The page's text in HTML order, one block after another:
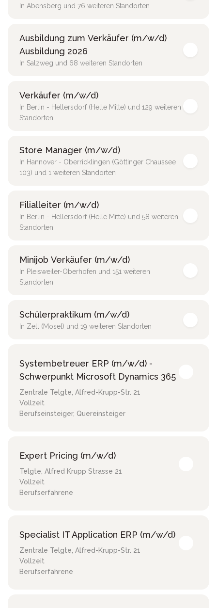
In Abensberg und 76 weiteren Standorten
Ausbildung zum Verkäufer (m/w/d)
Ausbildung 2026
In Salzweg und 68 weiteren Standorten
Verkäufer (m/w/d)
In Berlin - Hellersdorf (Helle Mitte) und 129 weiteren
Standorten
Store Manager (m/w/d)
In Hannover - Oberricklingen (Göttinger Chaussee
103) und 1 weiteren Standorten
Filialleiter (m/w/d)
In Berlin - Hellersdorf (Helle Mitte) und 58 weiteren
Standorten
Minijob Verkäufer (m/w/d)
In Pleisweiler-Oberhofen und 151 weiteren
Standorten
Schülerpraktikum (m/w/d)
In Zell (Mosel) und 19 weiteren Standorten
Systembetreuer ERP (m/w/d) -
Schwerpunkt Microsoft Dynamics 365
Zentrale Telgte, Alfred-Krupp-Str. 21
Vollzeit
Berufseinsteiger, Quereinsteiger
Expert Pricing (m/w/d)
Telgte, Alfred Krupp Strasse 21
Vollzeit
Berufserfahrene
Specialist IT Application ERP (m/w/d)
Zentrale Telgte, Alfred-Krupp-Str. 21
Vollzeit
Berufserfahrene